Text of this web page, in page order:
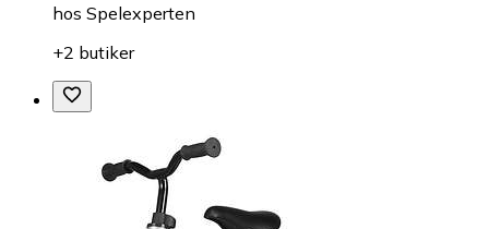
hos Spelexperten
+2 butiker